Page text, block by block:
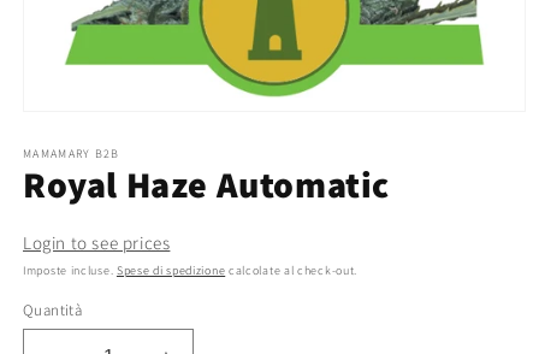
multimediali
1
in
finestra
MAMAMARY B2B
Royal Haze Automatic
Login to see prices
Imposte incluse. Spese di spedizione calcolate al check-out.
Quantità